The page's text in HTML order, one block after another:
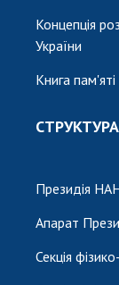
Концепція
України
Книга пам'яті
СТРУКТУРА
Президія
Апарат
Секція